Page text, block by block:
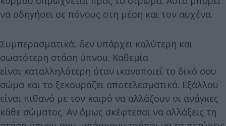
να οδηγήσει σε πόνους στη μέση και τον αυχένα.
Συμπερασματικά, δεν υπάρχει καλύτερη και
σωστότερη στάση ύπνου. Καθεμία
είναι καταλληλότερη όταν ικανοποιεί το δικό σου
σώμα και το ξεκουράζει αποτελεσματικά. Εξάλλου
είναι πιθανό με τον καιρό να αλλάζουν οι ανάγκες
κάθε σώματος. Αν όμως σκέφτεσαι να αλλάξεις τη